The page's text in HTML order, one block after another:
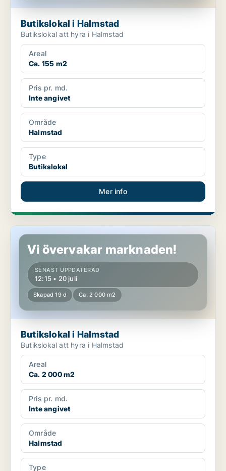
Butikslokal i Halmstad
Butikslokal att hyra i Halmstad
Areal
Ca. 155 m2
Pris pr. md.
Inte angivet
Område
Halmstad
Type
Butikslokal
Mer info
Butikslokal i Halmstad
Vi övervakar marknaden!
SENAST UPPDATERAD
12:15 • 20 juli
Skapad 19 d Ca. 2 000 m2
Butikslokal i Halmstad
Butikslokal att hyra i Halmstad
Areal
Ca. 2 000 m2
Pris pr. md.
Inte angivet
Område
Halmstad
Type